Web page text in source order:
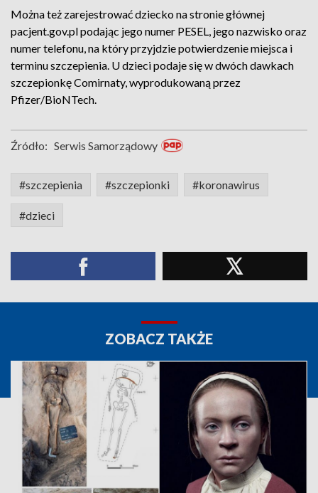
Można też zarejestrować dziecko na stronie głównej
pacjent.gov.pl podając jego numer PESEL, jego nazwisko oraz
numer telefonu, na który przyjdzie potwierdzenie miejsca i
terminu szczepienia. U dzieci podaje się w dwóch dawkach
szczepionkę Comirnaty, wyprodukowaną przez
Pfizer/BioNTech.
Źródło: Serwis Samorządowy
#szczepienia #szczepionki #koronawirus
#dzieci
ZOBACZ TAKŻE